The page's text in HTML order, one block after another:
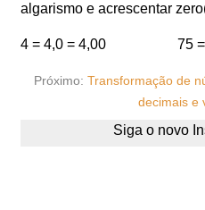
algarismo e acrescentar
4 = 4,0 = 4,00 75 =
Próximo:Transformação de
decimais e
Siga o novo